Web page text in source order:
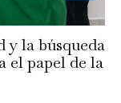
y la búsqueda
el papel de la